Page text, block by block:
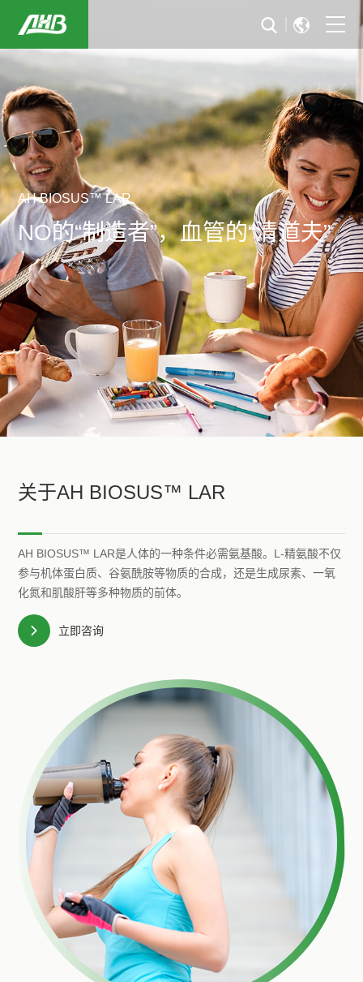
首页
关于我们
可持续发展
行业解决方案
新闻与活动
投资者关系
加入华恒
AH BIOSUS™ LAR
NO的“制造者”，血管的“清道夫”
关于AH BIOSUS™ LAR
AH BIOSUS™ LAR是人体的一种条件必需氨基酸。L-精氨酸不仅
参与机体蛋白质、谷氨酰胺等物质的合成，还是生成尿素、一氧
化氮和肌酸肝等多种物质的前体。
立即咨询